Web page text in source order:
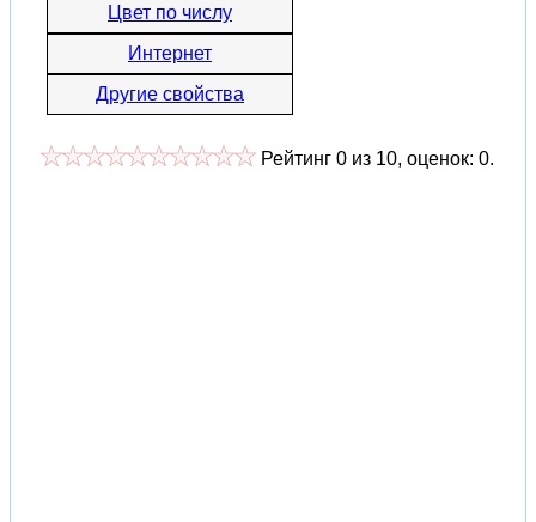
Цвет по числу
Интернет
Другие свойства
Рейтинг 0 из 10, оценок: 0.